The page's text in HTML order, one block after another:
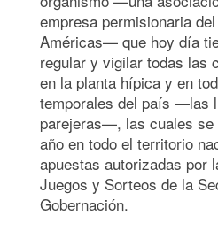
empresa permisionaria
Américas— que hoy día
regular y vigilar todas las
en la planta hípica y en
temporales del país —las
parejeras—, las cuales se
año en todo el territorio
apuestas autorizadas por
Juegos y Sorteos de la
Gobernación.